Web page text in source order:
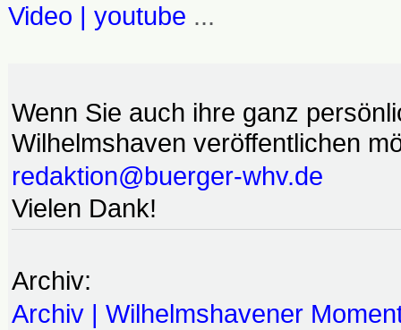
Video | youtube ...
Wenn Sie auch ihre ganz
Wilhelmshaven veröffentlichen
redaktion@buerger-whv.de
Vielen Dank!
Archiv:
Archiv | Wilhelmshavener